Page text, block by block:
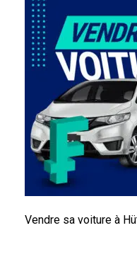
Vendre sa voiture à